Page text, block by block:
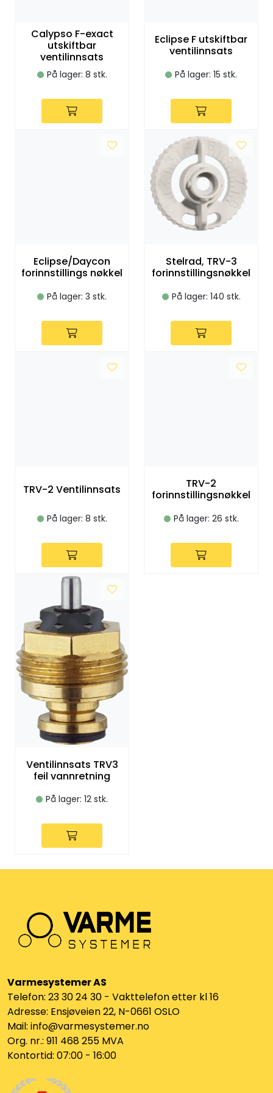
Calypso F-exact
utskiftbar
ventilinnsats
På lager: 8 stk.
Eclipse F utskiftbar
ventilinnsats
På lager: 15 stk.
Eclipse/Daycon
forinnstillings nøkkel
På lager: 3 stk.
Stelrad, TRV-3
forinnstillingsnøkkel
På lager: 140 stk.
TRV-2 Ventilinnsats
På lager: 8 stk.
TRV-2
forinnstillingsnøkkel
På lager: 26 stk.
Ventilinnsats TRV3
feil vannretning
På lager: 12 stk.
Varmesystemer AS
Telefon: 23 30 24 30 - Vakttelefon etter kl 16
Adresse: Ensjøveien 22, N-0661 OSLO
Mail: info@varmesystemer.no
Org. nr.: 911 468 255 MVA
Kontortid: 07:00 - 16:00
Teknisk rom
Planfront radiatorer
Utleieverktøy
Vekslere
Unipak
Vannprøver
TA-SCOPE
Kontakt oss